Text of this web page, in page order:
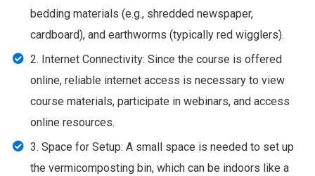
bedding materials (e.g., shredded newspaper,
cardboard), and earthworms (typically red wigglers).
2. Internet Connectivity: Since the course is offered
online, reliable internet access is necessary to view
course materials, participate in webinars, and access
online resources.
3. Space for Setup: A small space is needed to set up
the vermicomposting bin, which can be indoors like a